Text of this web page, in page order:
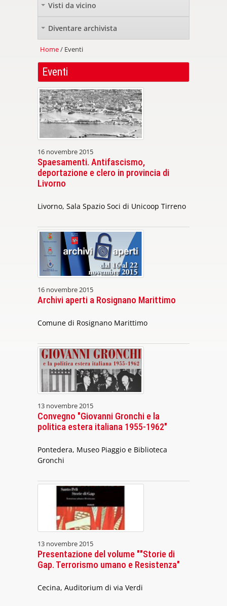
Visti da vicino
Diventare archivista
Home/ Eventi
Eventi
16 novembre 2015
Spaesamenti. Antifascismo,
deportazione e clero in provincia di
Livorno
Livorno, Sala Spazio Soci di Unicoop Tirreno
16 novembre 2015
Archivi aperti a Rosignano Marittimo
Comune di Rosignano Marittimo
13 novembre 2015
Convegno "Giovanni Gronchi e la
politica estera italiana 1955-1962"
Pontedera, Museo Piaggio e Biblioteca
Gronchi
13 novembre 2015
Presentazione del volume ""Storie di
Gap. Terrorismo umano e Resistenza"
Cecina, Auditorium di via Verdi